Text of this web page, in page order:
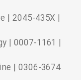
| 2045-435X |
| 0007-1161 |
| 0306-3674